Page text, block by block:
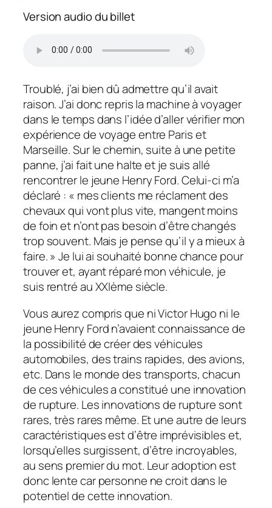
Version audio du billet
Troublé, j’ai bien dû admettre qu’il avait
raison. J’ai donc repris la machine à voyager
dans le temps dans l’idée d’aller vérifier mon
expérience de voyage entre Paris et
Marseille. Sur le chemin, suite à une petite
panne, j’ai fait une halte et je suis allé
rencontrer le jeune Henry Ford. Celui-ci m’a
déclaré : « mes clients me réclament des
chevaux qui vont plus vite, mangent moins
de foin et n’ont pas besoin d’être changés
trop souvent. Mais je pense qu’il y a mieux à
faire. » Je lui ai souhaité bonne chance pour
trouver et, ayant réparé mon véhicule, je
suis rentré au XXIème siècle.
Vous aurez compris que ni Victor Hugo ni le
jeune Henry Ford n’avaient connaissance de
la possibilité de créer des véhicules
automobiles, des trains rapides, des avions,
etc. Dans le monde des transports, chacun
de ces véhicules a constitué une innovation
de rupture. Les innovations de rupture sont
rares, très rares même. Et une autre de leurs
caractéristiques est d’être imprévisibles et,
lorsqu’elles surgissent, d’être incroyables,
au sens premier du mot. Leur adoption est
donc lente car personne ne croit dans le
potentiel de cette innovation.